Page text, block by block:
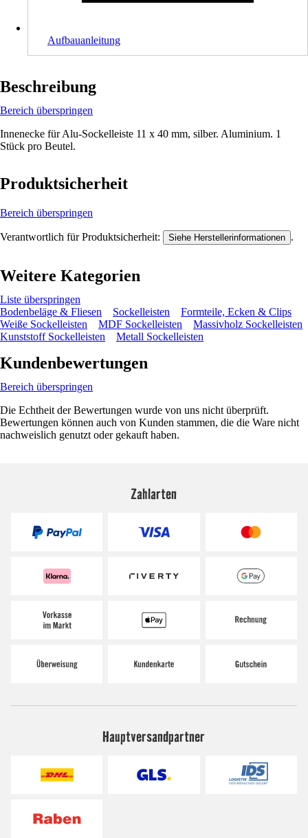
Aufbauanleitung
Beschreibung
Bereich überspringen
Innenecke für Alu-Sockelleiste 11 x 40 mm, silber. Aluminium. 1
Stück pro Beutel.
Produktsicherheit
Bereich überspringen
Verantwortlich für Produktsicherheit: Siehe Herstellerinformationen .
Weitere Kategorien
Liste überspringen
Bodenbeläge & Fliesen
Sockelleisten
Formteile, Ecken & Clips
Weiße Sockelleisten
MDF Sockelleisten
Massivholz Sockelleisten
Kunststoff Sockelleisten
Metall Sockelleisten
Kundenbewertungen
Bereich überspringen
Die Echtheit der Bewertungen wurde von uns nicht überprüft.
Bewertungen können auch von Kunden stammen, die die Ware nicht
nachweislich genutzt oder gekauft haben.
Zahlarten
Hauptversandpartner